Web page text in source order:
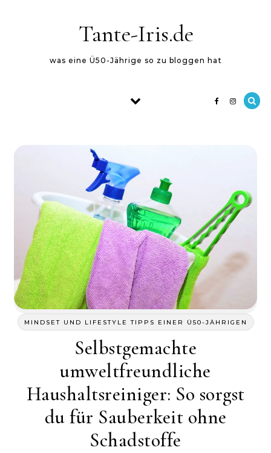
Tante-Iris.de
was eine Ü50-Jährige so zu bloggen hat
MINDSET UND LIFESTYLE TIPPS EINER Ü50-JÄHRIGEN
Selbstgemachte
umweltfreundliche
Haushaltsreiniger: So sorgst
du für Sauberkeit ohne
Schadstoffe